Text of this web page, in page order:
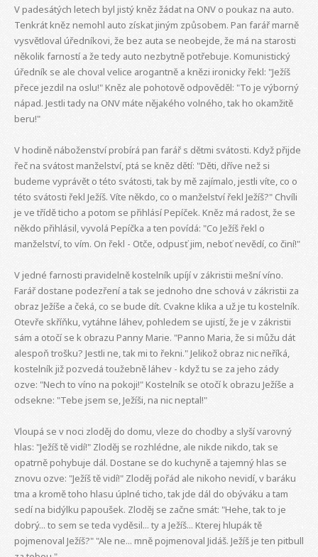
V padesátých letech byl jistý kněz žádat na ONV o poukaz na auto.
Tenkrát kněz nemohl auto získat jiným způsobem. Pan farář marně
vysvětloval úředníkovi, že bez auta se neobejde, že má na starosti
několik farností a že tedy auto nezbytně potřebuje. Komunistický
úředník se ale choval velice arogantně a knězi ironicky řekl: "Ježíš
přece jezdil na oslu!" Kněz ale pohotově odpověděl: "To je výborný
nápad. Jestli tady na ONV máte nějakého volného, tak ho okamžitě
beru!"
V hodině náboženství probírá pan farář s dětmi svátosti. Když přijde
řeč na svátost manželství, ptá se kněz dětí: "Děti, dříve než si
budeme vyprávět o této svátosti, tak by mě zajímalo, jestli víte, co o
této svátosti řekl Ježíš. Víte někdo, co o manželství řekl Ježíš?" Chvíli
je ve třídě ticho a potom se přihlásí Pepíček. Kněz má radost, že se
někdo přihlásil, vyvolá Pepíčka a ten povídá: "Co Ježíš řekl o
manželství, to vím. On řekl - Otče, odpusť jim, neboť nevědí, co činí!"
V jedné farnosti pravidelně kostelník upíjí v zákristii mešní víno.
Farář dostane podezření a tak se jednoho dne schová v zákristii za
obraz Ježíše a čeká, co se bude dít. Cvakne klika a už je tu kostelník.
Otevře skříňku, vytáhne láhev, pohledem se ujistí, že je v zákristii
sám a otočí se k obrazu Panny Marie. "Panno Maria, že si můžu dát
alespoň trošku? Jestli ne, tak mi to řekni." Jelikož obraz nic neříká,
kostelník již pozvedá toužebně láhev - když tu se za jeho zády
ozve: "Nech to víno na pokoji!" Kostelník se otočí k obrazu Ježíše a
odsekne: "Tebe jsem se, Ježíši, na nic neptal!"
Vloupá se v noci zloděj do domu, vleze do chodby a slyší varovný
hlas: "Ježíš tě vidí!" Zloděj se rozhlédne, ale nikde nikdo, tak se
opatrně pohybuje dál. Dostane se do kuchyně a tajemný hlas se
znovu ozve: "Ježíš tě vidí!" Zloděj pořád ale nikoho nevidí, v baráku
tma a kromě toho hlasu úplné ticho, tak jde dál do obýváku a tam
sedí na bidýlku papoušek. Zloděj se začne smát: "Hehe, tak to je
dobrý... to sem se teda vyděsil... ty a Ježíš... Kterej hlupák tě
pojmenoval Ježíš?" "Ale ne... mně pojmenoval Jidáš. Ježíš je ten pitbull